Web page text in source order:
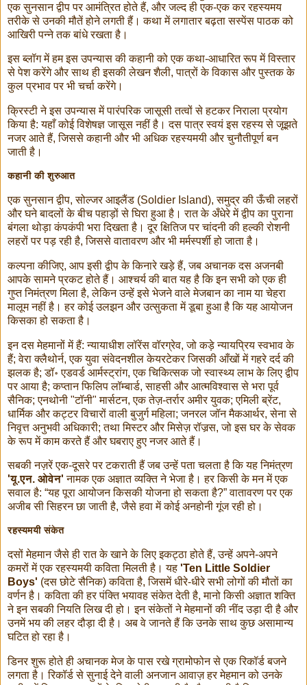
एक सुनसान द्वीप पर आमंत्रित होते हैं, और जल्द ही एक-एक कर रहस्यमय
तरीके से उनकी मौतें होने लगती हैं। कथा में लगातार बढ़ता सस्पेंस पाठक को
आखिरी पन्ने तक बांधे रखता है।
इस ब्लॉग में हम इस उपन्यास की कहानी को एक कथा-आधारित रूप में विस्तार
से पेश करेंगे और साथ ही इसकी लेखन शैली, पात्रों के विकास और पुस्तक के
कुल प्रभाव पर भी चर्चा करेंगे।
क्रिस्टी ने इस उपन्यास में पारंपरिक जासूसी तत्वों से हटकर निराला प्रयोग
किया है: यहाँ कोई विशेषज्ञ जासूस नहीं है। दस पात्र स्वयं इस रहस्य से जूझते
नजर आते हैं, जिससे कहानी और भी अधिक रहस्यमयी और चुनौतीपूर्ण बन
जाती है।
कहानी की शुरुआत
एक सुनसान द्वीप, सोल्जर आइलैंड (Soldier Island), समुद्र की ऊँची लहरों
और घने बादलों के बीच पहाड़ों से घिरा हुआ है। रात के अँधेरे में द्वीप का पुराना
बंगला थोड़ा कंपकंपी भरा दिखता है। दूर क्षितिज पर चांदनी की हल्की रोशनी
लहरों पर पड़ रही है, जिससे वातावरण और भी मर्मस्पर्शी हो जाता है।
कल्पना कीजिए, आप इसी द्वीप के किनारे खड़े हैं, जब अचानक दस अजनबी
आपके सामने प्रकट होते हैं। आश्चर्य की बात यह है कि इन सभी को एक ही
गुप्त निमंत्रण मिला है, लेकिन उन्हें इसे भेजने वाले मेजबान का नाम या चेहरा
मालूम नहीं है। हर कोई उलझन और उत्सुकता में डूबा हुआ है कि यह आयोजन
किसका हो सकता है।
इन दस मेहमानों में हैं: न्यायाधीश लॉरेंस वॉरग्रेव, जो कड़े न्यायप्रिय स्वभाव के
हैं; वेरा क्लैथोर्न, एक युवा संवेदनशील केयरटेकर जिसकी आँखों में गहरे दर्द की
झलक है; डॉ॰ एडवर्ड आर्मस्ट्रांग, एक चिकित्सक जो स्वास्थ्य लाभ के लिए द्वीप
पर आया है; कप्तान फिलिप लॉम्बार्ड, साहसी और आत्मविश्वास से भरा पूर्व
सैनिक; एनथोनी "टॉनी" मार्सटन, एक तेज़-तर्रार अमीर युवक; एमिली ब्रेंट,
धार्मिक और कट्टर विचारों वाली बुजुर्ग महिला; जनरल जॉन मैकआर्थर, सेना से
निवृत्त अनुभवी अधिकारी; तथा मिस्टर और मिसेज़ रॉजर्‍स, जो इस घर के सेवक
के रूप में काम करते हैं और घबराए हुए नजर आते हैं।
सबकी नज़रें एक-दूसरे पर टकराती हैं जब उन्हें पता चलता है कि यह निमंत्रण
'यू.एन. ओवेन' नामक एक अज्ञात व्यक्ति ने भेजा है। हर किसी के मन में एक
सवाल है: “यह पूरा आयोजन किसकी योजना हो सकता है?” वातावरण पर एक
अजीब सी सिहरन छा जाती है, जैसे हवा में कोई अनहोनी गूंज रही हो।
रहस्यमयी संकेत
दसों मेहमान जैसे ही रात के खाने के लिए इकट्ठा होते हैं, उन्हें अपने-अपने
कमरों में एक रहस्यमयी कविता मिलती है। यह 'Ten Little Soldier
Boys' (दस छोटे सैनिक) कविता है, जिसमें धीरे-धीरे सभी लोगों की मौतों का
वर्णन है। कविता की हर पंक्ति भयावह संकेत देती है, मानो किसी अज्ञात शक्ति
ने इन सबकी नियति लिख दी हो। इन संकेतों ने मेहमानों की नींद उड़ा दी है और
उनमें भय की लहर दौड़ा दी है। अब वे जानते हैं कि उनके साथ कुछ असामान्य
घटित हो रहा है।
डिनर शुरू होते ही अचानक मेज के पास रखे ग्रामोफोन से एक रिकॉर्ड बजने
लगता है। रिकॉर्ड से सुनाई देने वाली अनजान आवाज़ हर मेहमान को उनके